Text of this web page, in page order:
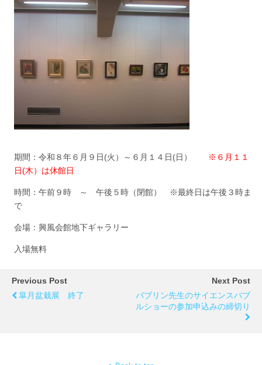
期間：令和８年６月９日(火）～６月１４日(日）
※６月１１
日(木）は休館日
時間：午前９時 ～ 午後５時（閉館） ※最終日は午後３時ま
で
会場：興風会館地下ギャラリー
入場無料
Previous Post
皐月盆栽展 終了
Next Post
バブリン先生のサイエンスバブ
ルショーの参加申込みの締切り